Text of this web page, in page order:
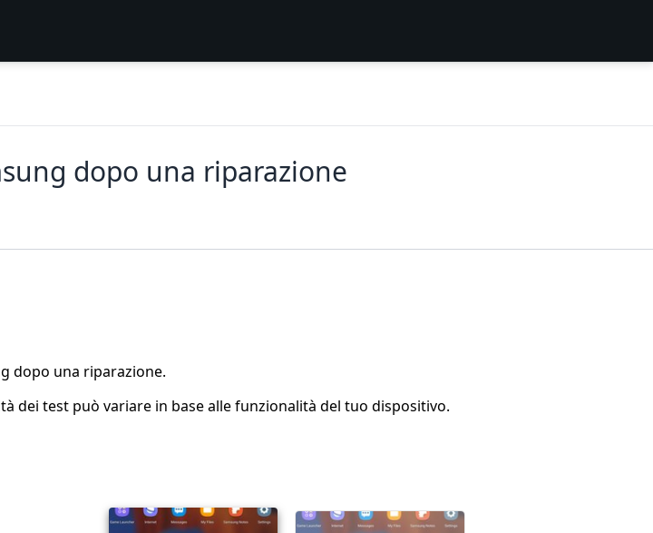
dopo una riparazione
dopo una riparazione.
dei test può variare in base alle funzionalità del tuo dispositivo.